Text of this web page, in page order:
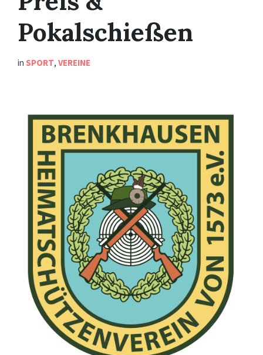
Pokalschießen
in SPORT, VEREINE